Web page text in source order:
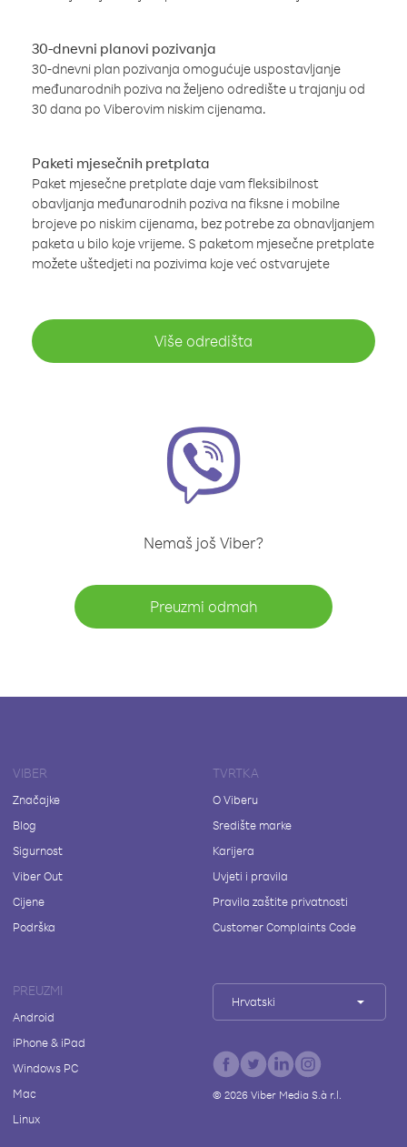
30-dnevni planovi pozivanja
30-dnevni plan pozivanja omogućuje uspostavljanje
međunarodnih poziva na željeno odredište u trajanju od
30 dana po Viberovim niskim cijenama.
Paketi mjesečnih pretplata
Paket mjesečne pretplate daje vam fleksibilnost
obavljanja međunarodnih poziva na fiksne i mobilne
brojeve po niskim cijenama, bez potrebe za obnavljanjem
paketa u bilo koje vrijeme. S paketom mjesečne pretplate
možete uštedjeti na pozivima koje već ostvarujete
Više odredišta
Nemaš još Viber?
Preuzmi odmah
VIBER
Značajke
Blog
Sigurnost
Viber Out
Cijene
Podrška
TVRTKA
O Viberu
Središte marke
Karijera
Uvjeti i pravila
Pravila zaštite privatnosti
Customer Complaints Code
PREUZMI
Android
iPhone & iPad
Windows PC
Mac
Linux
Hrvatski
© 2026Viber Media S.à r.l.